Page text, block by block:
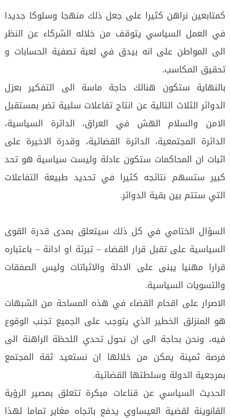
كمتابعين نراهن كثيرا على جعل ذلك منهجا وسلوكا جديدا
في العمل السياسي يتوقف من خلاله الشركاء عن النظر
الى المواطن على انه بيدق في لعبة تصفية الحسابات و
تحقيق المكاسب.
بالنهاية ستكون هنالك حاجة ماسة الى التفكير بعزل
الدوائر الثلاث التالية عن انتاج تفاعلات سلبية تضر بمستقبل
الامن والسلام الهش في العراق، الدائرة السياسية،
الدائرة المجتمعية، الدائرة القضائية، وقدرة الاخيرة على
اثبات ان المحاكمات ستكون عادلة وليست سياسية هو تحد
كبير ستسهم نتائجه كثيرا في تحديد طبيعة التفاعلات
التي ستتم بين بقية الدوائر.
السؤال الختامي في كل ذلك سيتعلق بمدى قدرة القوى
السياسية على تقبل قرار القضاء – تبرئة او ادانة – باعتباره
قرارا مهنيا يبنى على الادلة والاثباتات وليس الصفقات
والتسويات السياسية.
الاصرار على اقحام القضاء في هذه المساحة من الشبهات
هو المنزلق الخطير الذي يتوجب على الجميع تجنب الوقوع
فيه، ونحن بحاجة الى ان نحول تحدي اللحظة الراهنة الى
فرصة ثمينة يمكن من خلالها ان نستعيد ثقة المجتمع
بمرجعية الدولة وسلطتها القضائية.
الحديث السياسي عن قناعات مبكرة تتعلق بمصير الرؤية
القانوينة لقضية العيساوي يدفع باتجاه مغاير تماما لهذا